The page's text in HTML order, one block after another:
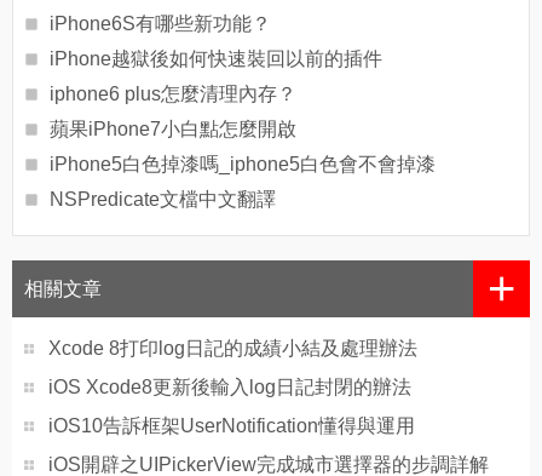
iPhone6S有哪些新功能？
iPhone越獄後如何快速裝回以前的插件
iphone6 plus怎麼清理內存？
蘋果iPhone7小白點怎麼開啟
iPhone5白色掉漆嗎_iphone5白色會不會掉漆
NSPredicate文檔中文翻譯
相關文章 +
Xcode 8打印log日記的成績小結及處理辦法
iOS Xcode8更新後輸入log日記封閉的辦法
iOS10告訴框架UserNotification懂得與運用
iOS開辟之UIPickerView完成城市選擇器的步調詳解